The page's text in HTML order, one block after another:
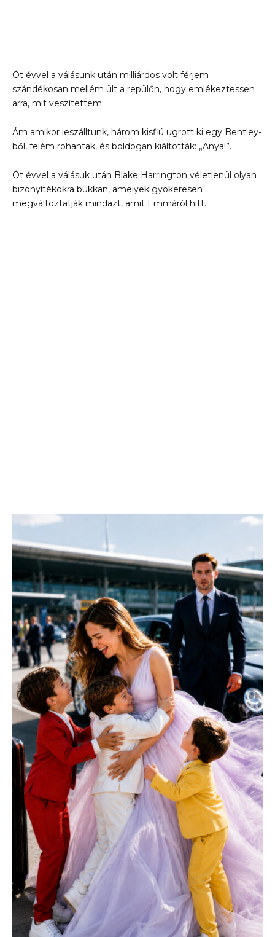
Öt évvel a válásunk után milliárdos volt férjem
szándékosan mellém ült a repülőn, hogy emlékeztessen
arra, mit veszítettem.
Ám amikor leszálltunk, három kisfiú ugrott ki egy Bentley-
ből, felém rohantak, és boldogan kiáltották: „Anya!”.
Öt évvel a válásuk után Blake Harrington véletlenül olyan
bizonyítékokra bukkan, amelyek gyökeresen
megváltoztatják mindazt, amit Emmáról hitt.